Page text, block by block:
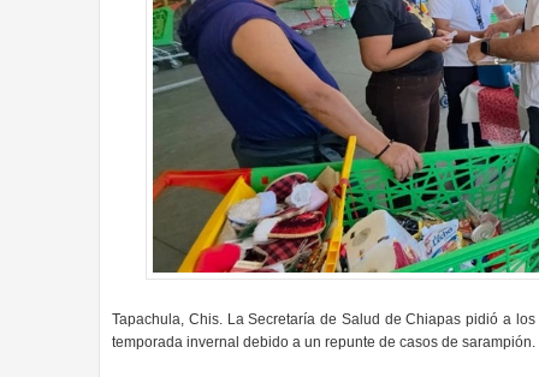
Tapachula, Chis. La Secretaría de Salud de Chiapas pidió a
temporada invernal debido a un repunte de casos de sarampión.